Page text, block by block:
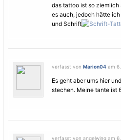
das tattoo ist so
es auch, jedoch hätte
und Schrift
verfasst von Marion04 am
Es geht aber ums hier
stechen. Meine tante ist
verfasst von angelwing am